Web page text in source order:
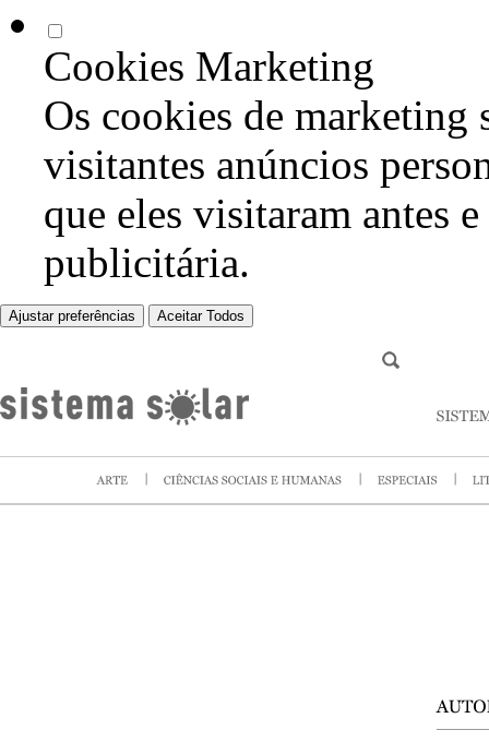
Cookies Marketing
Os cookies de marketing
visitantes anúncios
que eles visitaram antes
publicitária.
Ajustar preferências Aceitar Todos